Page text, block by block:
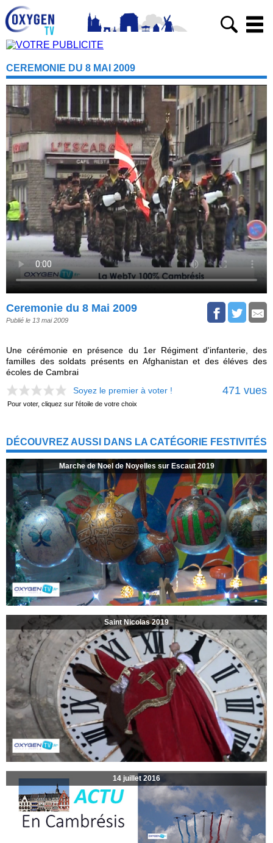
CEREMONIE DU 8 MAI 2009
Ceremonie du 8 Mai 2009
Publié le 13 mai 2009
Une cérémonie en présence du 1er Régiment d'infanterie, des
familles des soldats présents en Afghanistan et des éléves des
écoles de Cambrai
Soyez le premier à voter !
471 vues
Pour voter, cliquez sur l'étoile de votre choix
DÉCOUVREZ AUSSI DANS LA CATÉGORIE FESTIVITÉS
Marche de Noel de Noyelles sur Escaut 2019
Saint Nicolas 2019
14 juillet 2016